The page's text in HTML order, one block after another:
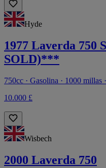
Hyde
1977 Laverda 750
SOLD)***
750cc · Gasolina · 1000 millas
10.000 £
Wisbech
2000 Laverda 750